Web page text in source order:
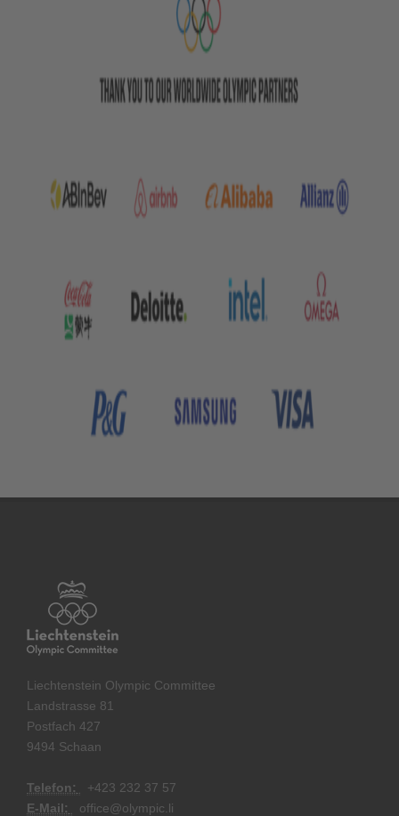
Liechtenstein Olympic Committee
Landstrasse 81
Postfach 427
9494 Schaan
Telefon: +423 232 37 57
E-Mail:
office@olympic.li